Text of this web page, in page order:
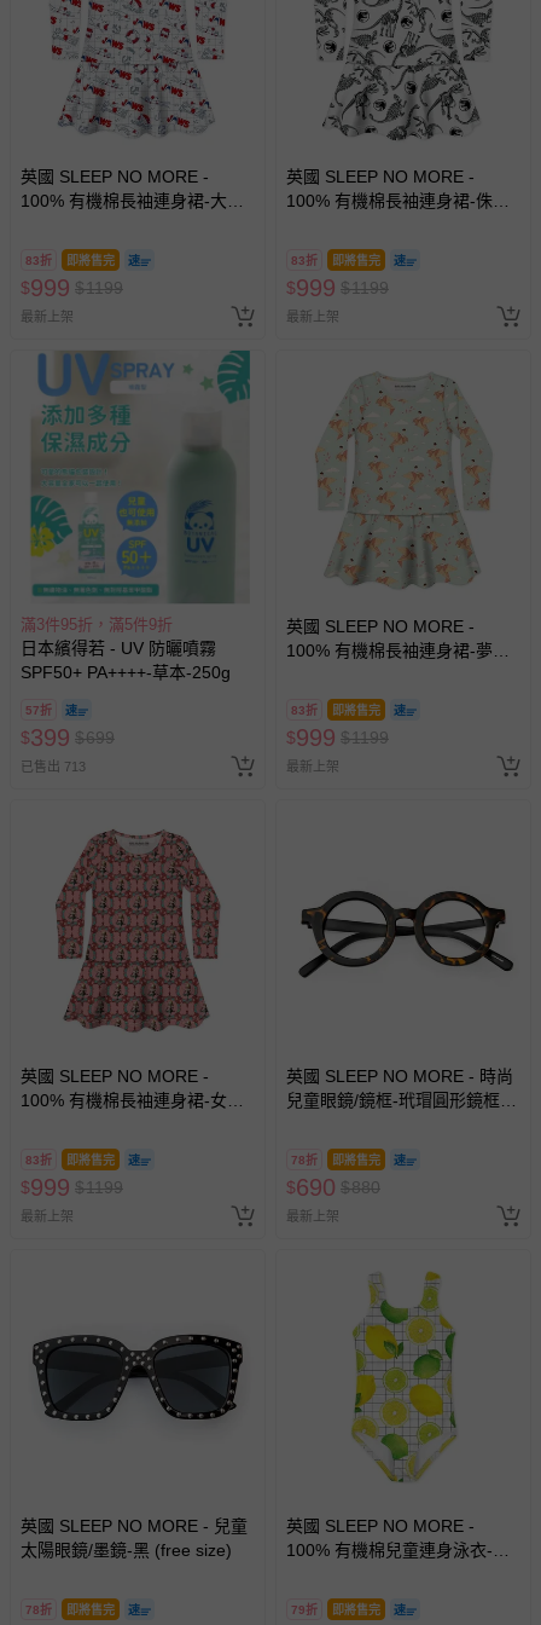
英國 SLEEP NO MORE -
100% 有機棉長袖連身裙-大白
83折 即將售完
$999 $1199
最新上架
英國 SLEEP NO MORE -
100% 有機棉長袖連身裙-侏儸
83折 即將售完
$999 $1199
最新上架
滿3件95折，滿5件9折
日本繽得若 - UV 防曬噴霧
SPF50+ PA++++-草本-250g
57折
$399 $699
已售出 713
英國 SLEEP NO MORE -
100% 有機棉長袖連身裙-夢想
83折 即將售完
$999 $1199
最新上架
英國 SLEEP NO MORE -
100% 有機棉長袖連身裙-女孩
83折 即將售完
$999 $1199
最新上架
英國 SLEEP NO MORE - 時尚
兒童眼鏡/鏡框-玳瑁圓形鏡框
78折 即將售完
$690 $880
最新上架
英國 SLEEP NO MORE - 兒童
太陽眼鏡/墨鏡-黑 (free size)
78折 即將售完
英國 SLEEP NO MORE -
100% 有機棉兒童連身泳衣-檸
79折 即將售完